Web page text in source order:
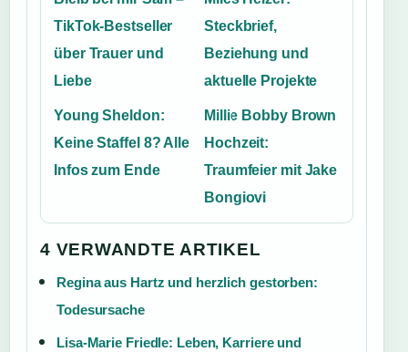
TikTok-Bestseller
über Trauer und
Liebe
Steckbrief,
Beziehung und
aktuelle Projekte
Young Sheldon:
Keine Staffel 8? Alle
Infos zum Ende
Millie Bobby Brown
Hochzeit:
Traumfeier mit Jake
Bongiovi
4 VERWANDTE ARTIKEL
Regina aus Hartz und herzlich gestorben:
Todesursache
Lisa-Marie Friedle: Leben, Karriere und